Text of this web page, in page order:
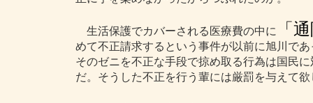
生活保護でカバーされる医療費の中に 「
めて不正請求するという事件が以前に旭川で
そのゼニを不正な手段で掠め取る行為は国民
だ。そうした不正を行う輩には厳罰を与えて